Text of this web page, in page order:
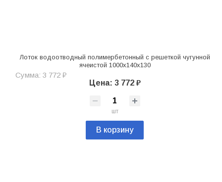
Лоток водоотводный полимербетонный с решеткой чугунной
ячеистой 1000х140х130
Сумма: 3 772 ₽
Цена: 3 772 ₽
шт
В корзину